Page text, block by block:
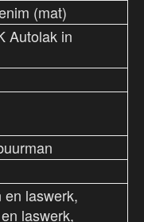
(mat)
Autolak in
en laswerk,
laswerk,